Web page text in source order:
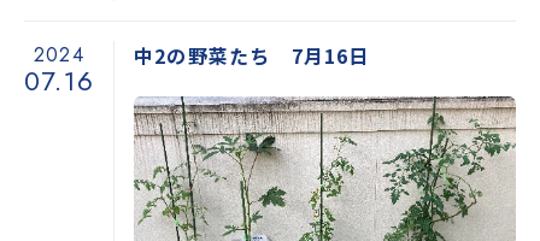
2024
07.16
中2の野菜たち 7月16日